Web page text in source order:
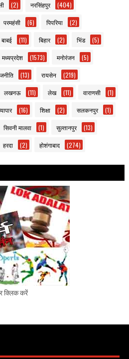
(2) नरसिंहपुर (404)
परमहंसी (6) पिपरिया (2)
बाबई (11) बिहार (2) भिंड (5)
मध्यप्रदेश (1573) मनोरंजन (5)
(13) रायसेन (219)
लखनऊ (11) लेख (11) वाराणसी (1)
(16) शिक्षा (2) सलकनपुर (1)
सिवनी मालवा (1) सुल्तानपुर (13)
हरदा (2) होशंगाबाद (274)
क्लिक करें